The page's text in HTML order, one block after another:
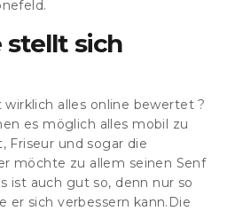
stellt sich
alles online bewertet ?
es möglich alles mobil zu
Friseur und sogar die
möchte zu allem seinen Senf
ist auch gut so, denn nur so
er sich verbessern kann.Die